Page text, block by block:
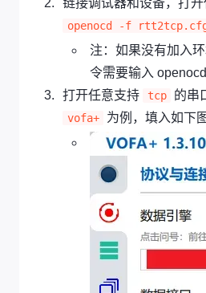
链接调试器和设备，打开
openocd -f
注：如果没有加入
令需要输入
打开任意支持
tcp 的串
vofa+ 为例，填入如下